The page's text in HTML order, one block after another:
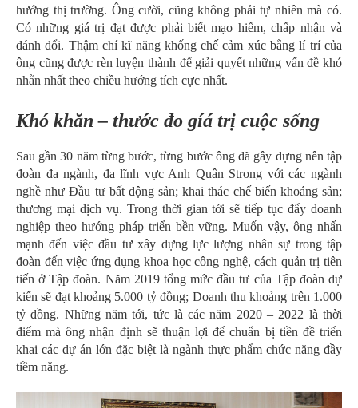
hướng thị trường. Ông cười, cũng không phải tự nhiên mà có.
Có những giá trị đạt được phải biết mạo hiểm, chấp nhận và
đánh đổi. Thậm chí kĩ năng khống chế cảm xúc bằng lí trí của
ông cũng được rèn luyện thành để giải quyết những vấn đề khó
nhằn nhất theo chiều hướng tích cực nhất.
Khó khăn – thước đo gíá trị cuộc sống
Sau gần 30 năm từng bước, từng bước ông đã gây dựng nên tập
đoàn đa ngành, đa lĩnh vực Anh Quân Strong với các ngành
nghề như Đầu tư bất động sản; khai thác chế biến khoáng sản;
thương mại dịch vụ. Trong thời gian tới sẽ tiếp tục đẩy doanh
nghiệp theo hướng pháp triển bền vững. Muốn vậy, ông nhấn
mạnh đến việc đầu tư xây dựng lực lượng nhân sự trong tập
đoàn đến việc ứng dụng khoa học công nghệ, cách quản trị tiên
tiến ở Tập đoàn. Năm 2019 tổng mức đầu tư của Tập đoàn dự
kiến sẽ đạt khoảng 5.000 tỷ đồng; Doanh thu khoảng trên 1.000
tỷ đồng. Những năm tới, tức là các năm 2020 – 2022 là thời
điểm mà ông nhận định sẽ thuận lợi để chuẩn bị tiền đề triển
khai các dự án lớn đặc biệt là ngành thực phẩm chức năng đầy
tiềm năng.